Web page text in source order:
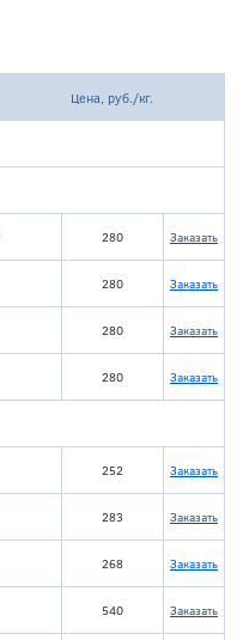
Цена, руб./кг.
280 Заказать
280 Заказать
280 Заказать
280 Заказать
252 Заказать
283 Заказать
268 Заказать
540 Заказать